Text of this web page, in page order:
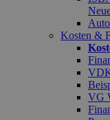
Kosten &
VG